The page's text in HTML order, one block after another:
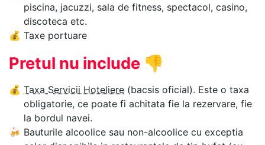
piscina, jacuzzi, sala de fitness, spectacol, casino,
discoteca etc.
💰 Taxe portuare
Pretul nu include 👎
💰 Taxa Servicii Hoteliere (bacsis oficial). Este o taxa
obligatorie, ce poate fi achitata fie la rezervare, fie
la bordul navei.
🍻 Bauturile alcoolice sau non-alcoolice cu exceptia